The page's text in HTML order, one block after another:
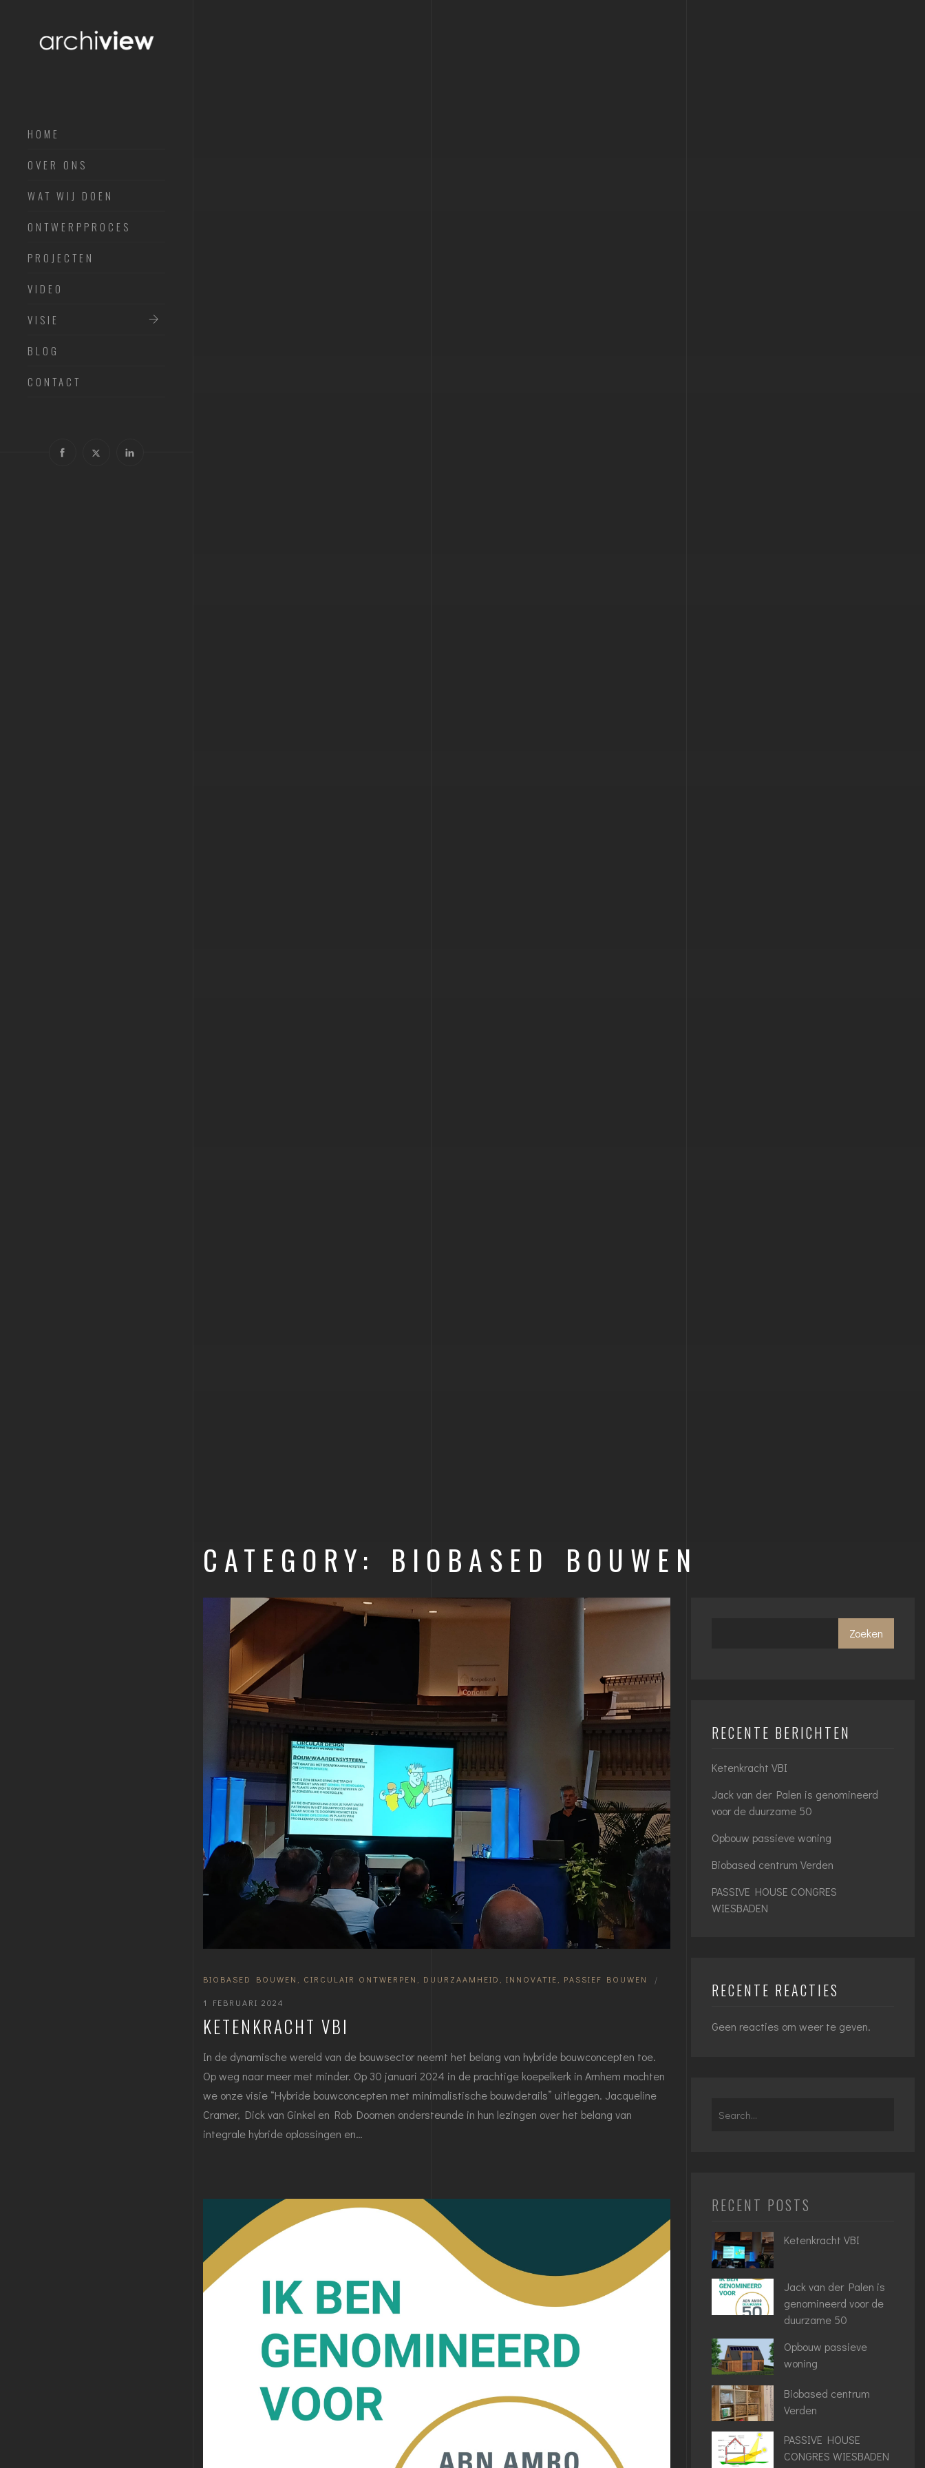
HOME
OVER ONS
WAT WIJ DOEN
ONTWERPPROCES
PROJECTEN
VIDEO
VISIE
BLOG
CONTACT
CATEGORY: BIOBASED BOUWEN
BIOBASED BOUWEN CIRCULAIR ONTWERPEN DUURZAAMHEID INNOVATIE PASSIEF BOUWEN |
1 FEBRUARI 2024
KETENKRACHT VBI
In de dynamische wereld van de bouwsector neemt het belang van hybride bouwconcepten toe.
Op weg naar meer met minder. Op 30 januari 2024 in de prachtige koepelkerk in Arnhem mochten
we onze visie “Hybride bouwconcepten met minimalistische bouwdetails” uitleggen. Jacqueline
Cramer, Dick van Ginkel en Rob Doomen ondersteunde in hun lezingen over het belang van
integrale hybride oplossingen en…
Zoeken
RECENTE BERICHTEN
Ketenkracht VBI
Jack van der Palen is genomineerd
voor de duurzame 50
Opbouw passieve woning
Biobased centrum Verden
PASSIVE HOUSE CONGRES
WIESBADEN
RECENTE REACTIES
Geen reacties om weer te geven.
RECENT POSTS
Ketenkracht VBI
Jack van der Palen is
genomineerd voor de
duurzame 50
Opbouw passieve
woning
Biobased centrum
Verden
PASSIVE HOUSE
CONGRES WIESBADEN